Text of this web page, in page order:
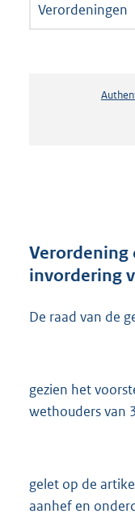
Verordeningen
Verordening
invordering
De raad van de
gezien het
wethouders van
gelet op de
aanhef en